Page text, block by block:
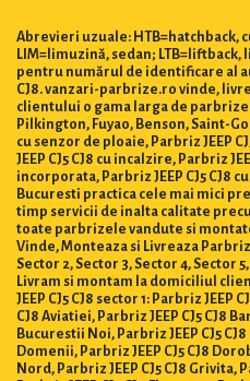
Abrevieri uzuale: HTB=hatchback,
LIM=limuzină, sedan;
pentru numărul de identificare al
CJ8. vanzari-parbrize.ro vinde,
clientului o gama larga de parbrize.
Pilkington, Fuyao, Benson, Saint-
cu senzor de ploaie, Parbriz JEEP
JEEP CJ5 CJ8 cu incalzire, Parbriz
incorporata, Parbriz JEEP CJ5 CJ8
Bucuresti practica cele mai mici
timp servicii de inalta calitate
toate parbrizele vandute si
Vinde, Monteaza si Livreaza Parbriz
Sector 2, Sector 3, Sector 4, Sector
Livram si montam la domiciliul
JEEP CJ5 CJ8 sector 1: Parbriz JEEP
CJ8 Aviatiei, Parbriz JEEP CJ5 CJ8
Bucurestii Noi, Parbriz JEEP CJ5
Domenii, Parbriz JEEP CJ5 CJ8
Nord, Parbriz JEEP CJ5 CJ8 Grivita,